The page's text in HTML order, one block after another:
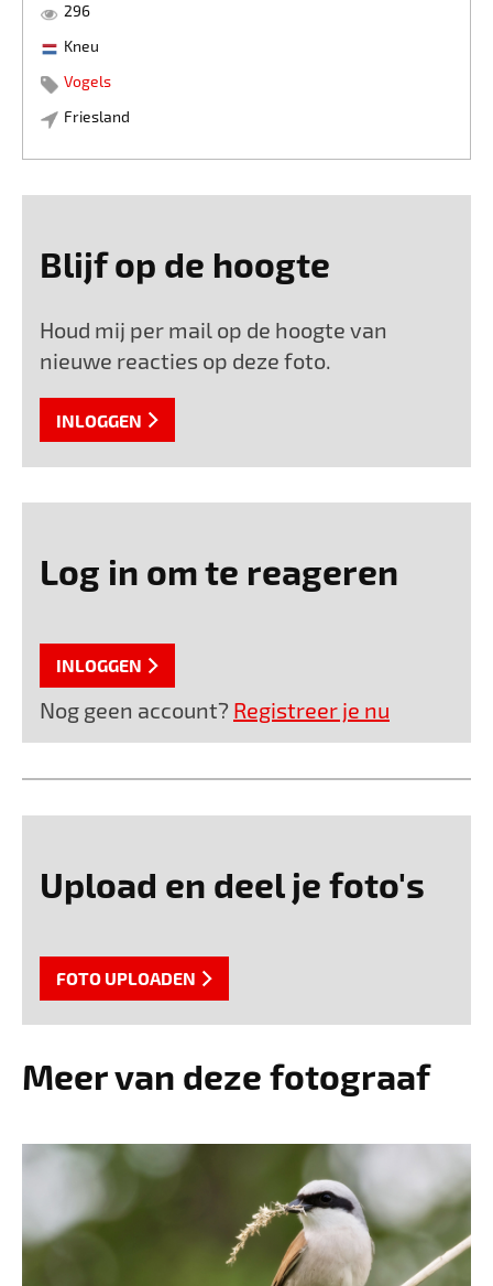
296
Kneu
Vogels
Friesland
Blijf op de hoogte
Houd mij per mail op de hoogte van
nieuwe reacties op deze foto.
INLOGGEN
Log in om te reageren
INLOGGEN
Nog geen account? Registreer je nu
Upload en deel je foto's
FOTO UPLOADEN
Meer van deze fotograaf